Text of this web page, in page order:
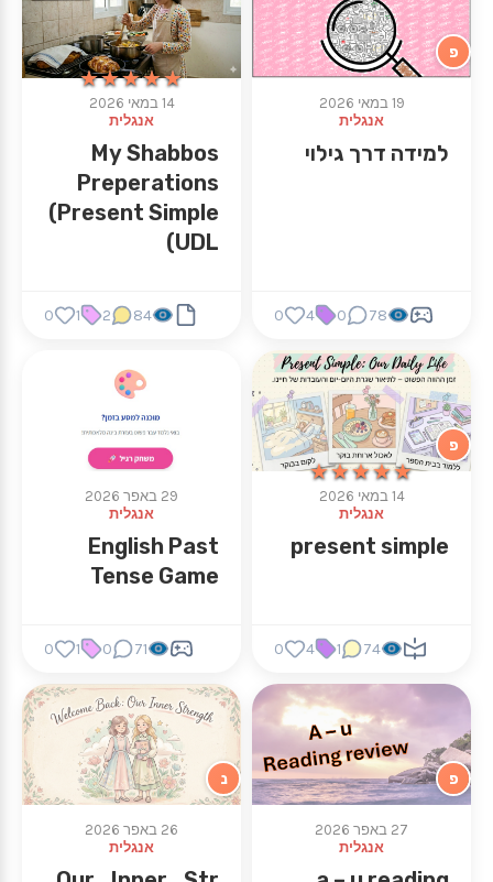
פ
19 במאי 2026
אנגלית
למידה דרך גילוי
78
0
4
0
★★★★★
★★★★★
14 במאי 2026
אנגלית
My Shabbos
Preperations
(Present Simple
UDL)
84
2
1
0
★★★★★
★★★★★
פ
14 במאי 2026
אנגלית
present simple
74
1
4
0
29 באפר 2026
אנגלית
English Past
Tense Game
71
0
1
0
פ
27 באפר 2026
אנגלית
נ
26 באפר 2026
אנגלית